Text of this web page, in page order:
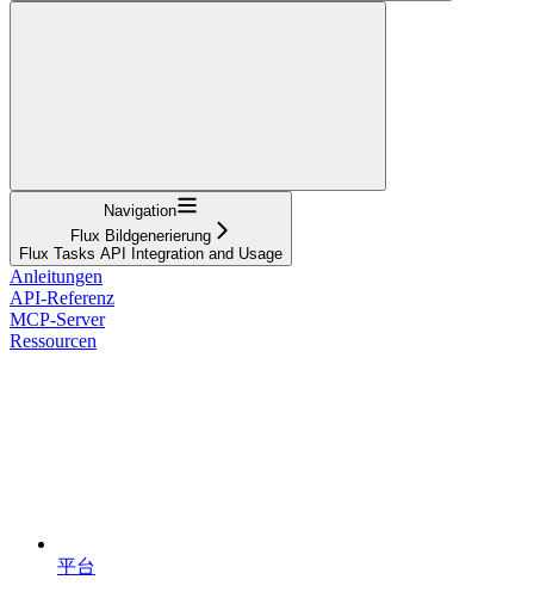
Navigation
Flux Bildgenerierung
Flux Tasks API Integration and Usage
Anleitungen
API-Referenz
MCP-Server
Ressourcen
平台